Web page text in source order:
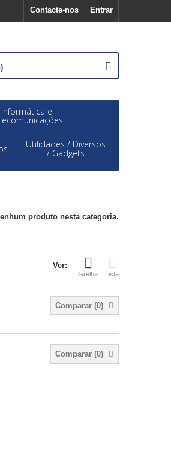
Entrar
Contacte-nos
Informática e
Utilidades / Diversos
/ Gadgets
produto nesta categoria.
Ver:
Grelha Lista
Comparar (0)
Comparar (0)